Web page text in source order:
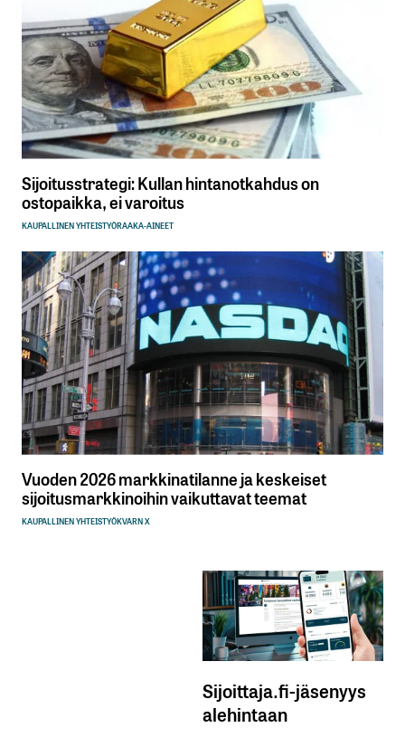
Sijoitusstrategi: Kullan hintanotkahdus on
ostopaikka, ei varoitus
KAUPALLINEN YHTEISTYÖRAAKA-AINEET
Vuoden 2026 markkinatilanne ja keskeiset
sijoitusmarkkinoihin vaikuttavat teemat
KAUPALLINEN YHTEISTYÖKVARN X
Sijoittaja.fi-jäsenyys
alehintaan